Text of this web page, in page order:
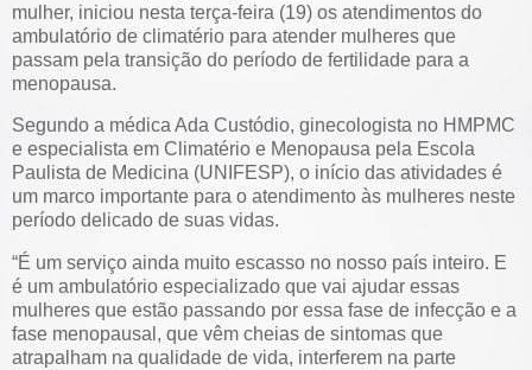
mulher, iniciou nesta terça-feira (19) os atendimentos do
ambulatório de climatério para atender mulheres que
passam pela transição do período de fertilidade para a
menopausa.
Segundo a médica Ada Custódio, ginecologista no HMPMC
e especialista em Climatério e Menopausa pela Escola
Paulista de Medicina (UNIFESP), o início das atividades é
um marco importante para o atendimento às mulheres neste
período delicado de suas vidas.
“É um serviço ainda muito escasso no nosso país inteiro. E
é um ambulatório especializado que vai ajudar essas
mulheres que estão passando por essa fase de infecção e a
fase menopausal, que vêm cheias de sintomas que
atrapalham na qualidade de vida, interferem na parte